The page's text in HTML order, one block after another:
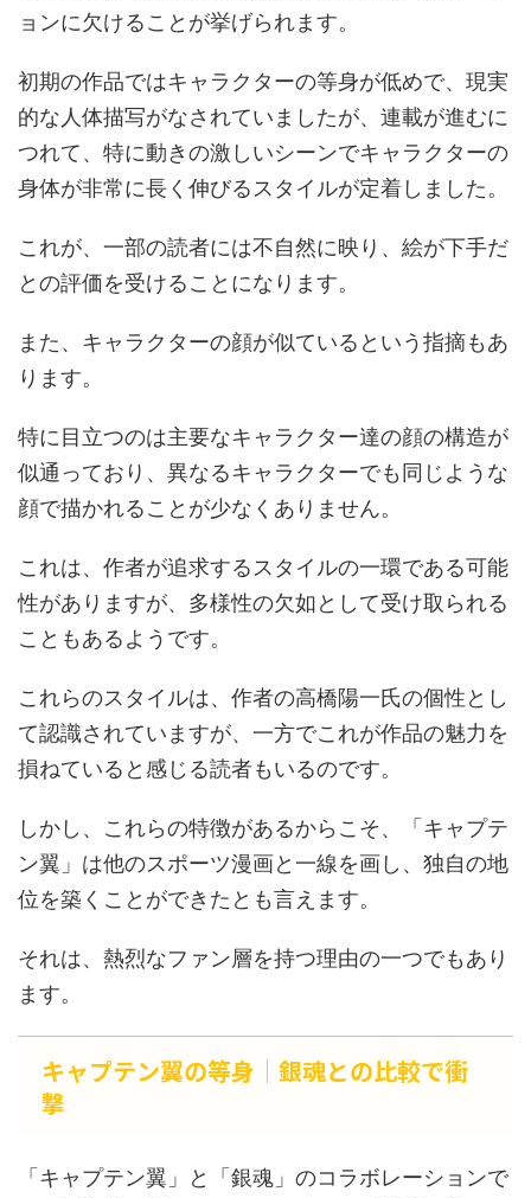
ョンに欠けることが挙げられます。
初期の作品ではキャラクターの等身が低めで、現実
的な人体描写がなされていましたが、連載が進むに
つれて、特に動きの激しいシーンでキャラクターの
身体が非常に長く伸びるスタイルが定着しました。
これが、一部の読者には不自然に映り、絵が下手だ
との評価を受けることになります。
また、キャラクターの顔が似ているという指摘もあ
ります。
特に目立つのは主要なキャラクター達の顔の構造が
似通っており、異なるキャラクターでも同じような
顔で描かれることが少なくありません。
これは、作者が追求するスタイルの一環である可能
性がありますが、多様性の欠如として受け取られる
こともあるようです。
これらのスタイルは、作者の高橋陽一氏の個性とし
て認識されていますが、一方でこれが作品の魅力を
損ねていると感じる読者もいるのです。
しかし、これらの特徴があるからこそ、「キャプテ
ン翼」は他のスポーツ漫画と一線を画し、独自の地
位を築くことができたとも言えます。
それは、熱烈なファン層を持つ理由の一つでもあり
ます。
キャプテン翼の等身｜銀魂との比較で衝
撃
「キャプテン翼」と「銀魂」のコラボレーションで